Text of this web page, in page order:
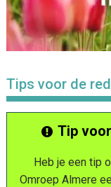
Tips voor de
Tip
Heb je een tip
Omroep Almere